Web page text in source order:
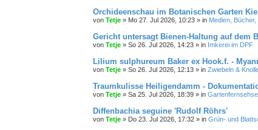
Orchideenschau im Botanischen Garten
von Tetje » Mo 27. Jul 2026, 10:23 » in Medien,
Gericht untersagt Bienen-Haltung auf dem
von Tetje » So 26. Jul 2026, 14:23 » in Imkerei im DPF
Lilium sulphureum Baker ex Hook.f. -
von Tetje » So 26. Jul 2026, 12:13 » in Zwiebeln &
Traumkulisse Heiligendamm -
von Tetje » Sa 25. Jul 2026, 18:39 » in
Diffenbachia seguine 'Rudolf Röhrs'
von Tetje » Do 23. Jul 2026, 17:32 » in Grün- und